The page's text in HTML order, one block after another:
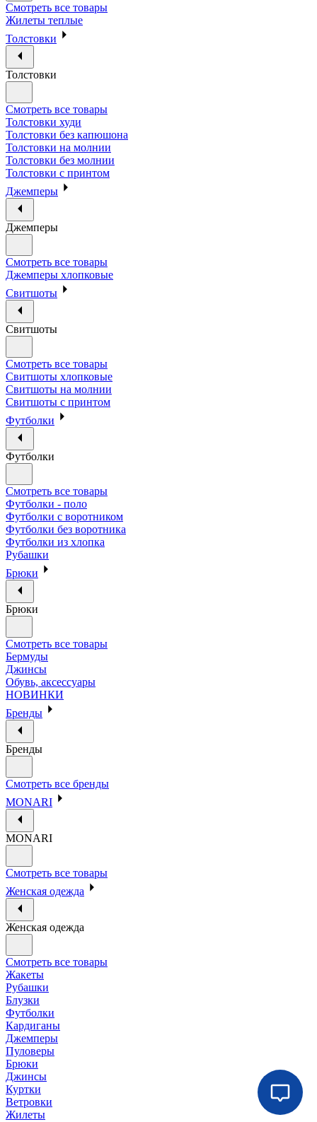
Смотреть все товары
Жилеты теплые
Толстовки
Толстовки
Смотреть все товары
Толстовки худи
Толстовки без капюшона
Толстовки на молнии
Толстовки без молнии
Толстовки с принтом
Джемперы
Джемперы
Смотреть все товары
Джемперы хлопковые
Свитшоты
Свитшоты
Смотреть все товары
Свитшоты хлопковые
Свитшоты на молнии
Свитшоты с принтом
Футболки
Футболки
Смотреть все товары
Футболки - поло
Футболки с воротником
Футболки без воротника
Футболки из хлопка
Рубашки
Брюки
Брюки
Смотреть все товары
Бермуды
Джинсы
Обувь, аксессуары
НОВИНКИ
Бренды
Бренды
Смотреть все бренды
MONARI
MONARI
Смотреть все товары
Женская одежда
Женская одежда
Смотреть все товары
Жакеты
Рубашки
Блузки
Футболки
Кардиганы
Джемперы
Пуловеры
Брюки
Джинсы
Куртки
Ветровки
Жилеты